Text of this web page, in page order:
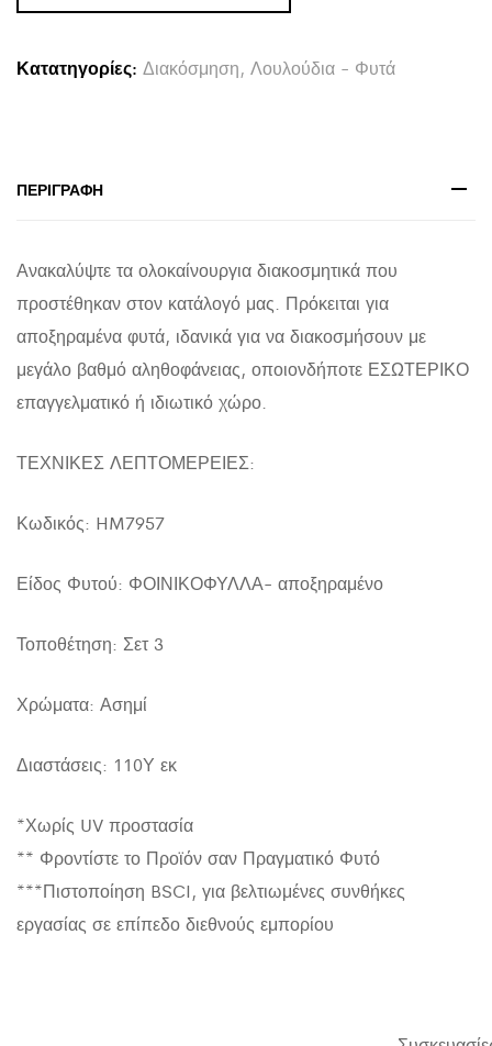
3
ΦΟΙΝΙΚΑ
110Υεκ.
Κατατηγορίες: Διακόσμηση, Λουλούδια - Φυτά
ΠΕΡΙΓΡΑΦΉ
Ανακαλύψτε τα ολοκαίνουργια διακοσμητικά που
προστέθηκαν στον κατάλογό μας. Πρόκειται για
αποξηραμένα φυτά, ιδανικά για να διακοσμήσουν με
μεγάλο βαθμό αληθοφάνειας, οποιονδήποτε ΕΣΩΤΕΡΙΚΟ
επαγγελματικό ή ιδιωτικό χώρο.
ΤΕΧΝΙΚΕΣ ΛΕΠΤΟΜΕΡΕΙΕΣ:
Κωδικός: HM7957
Είδος Φυτού: ΦΟΙΝΙΚΟΦΥΛΛΑ- αποξηραμένο
Τοποθέτηση: Σετ 3
Χρώματα: Ασημί
Διαστάσεις: 110Υ εκ
*Χωρίς UV προστασία
** Φροντίστε το Προϊόν σαν Πραγματικό Φυτό
***Πιστοποίηση BSCI, για βελτιωμένες συνθήκες
εργασίας σε επίπεδο διεθνούς εμπορίου